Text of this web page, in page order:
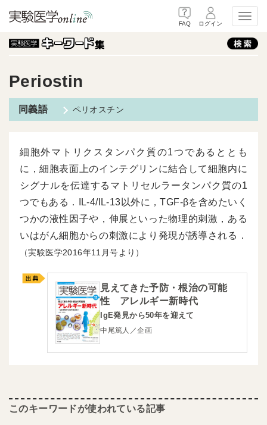
FAQ ログイン
Periostin
ペリオスチン
細胞外マトリクスタンパク質の1つであるととも
に，細胞表面上のインテグリンに結合して細胞内に
シグナルを伝達するマトリセルラータンパク質の1
つでもある．IL-4/IL-13以外に，TGF-βを含めたいく
つかの液性因子や，伸展といった物理的刺激，ある
いはがん細胞からの刺激により発現が誘導される．
（実験医学2016年11月号より）
見えてきた予防・根治の可能
性 アレルギー新時代
IgE発見から50年を迎えて
中尾篤人／企画